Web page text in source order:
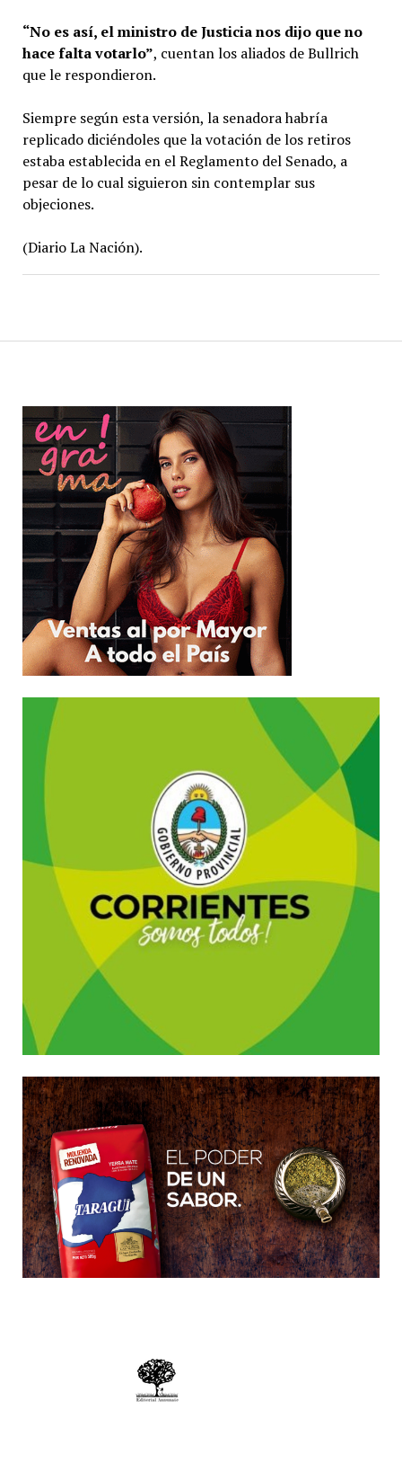
“No es así, el ministro de Justicia nos dijo que no
hace falta votarlo”, cuentan los aliados de Bullrich
que le respondieron.
Siempre según esta versión, la senadora habría
replicado diciéndoles que la votación de los retiros
estaba establecida en el Reglamento del Senado, a
pesar de lo cual siguieron sin contemplar sus
objeciones.
(Diario La Nación).